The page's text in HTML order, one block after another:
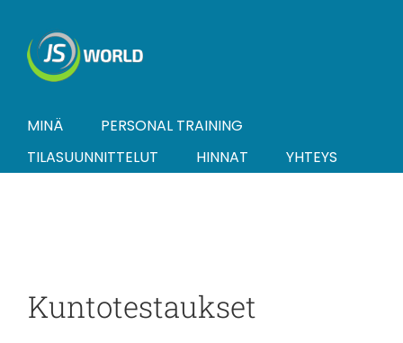
content
MINÄ
PERSONAL TRAINING
TILASUUNNITTELUT
HINNAT YHTEYS
Kuntotestaukset